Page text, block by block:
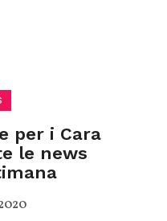
per i Cara
le news